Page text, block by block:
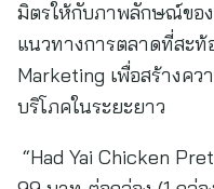
มิตรให้กับภาพลักษณ์ขอ
แนวทางการตลาดที่สะท้
Marketing เพื่อสร้างค
บริโภคในระยะยาว
“Had Yai Chicken